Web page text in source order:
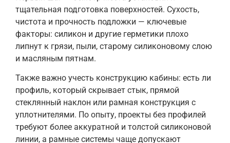
тщательная подготовка поверхностей. Сухость,
чистота и прочность подложки — ключевые
факторы: силикон и другие герметики плохо
липнут к грязи, пыли, старому силиконовому слою
и масляным пятнам.
Также важно учесть конструкцию кабины: есть ли
профиль, который скрывает стык, прямой
стеклянный наклон или рамная конструкция с
уплотнителями. По опыту, проекты без профилей
требуют более аккуратной и толстой силиконовой
линии, а рамные системы чаще допускают